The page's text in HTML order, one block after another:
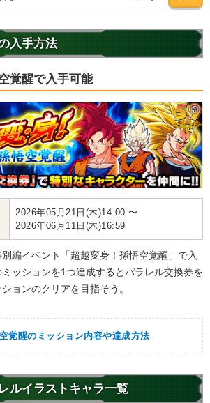
入手方法
覚醒で入手可能
2026年05月21日(木)14:00 〜
2026年06月11日(木)16:59
編イベント「超越変身！孫悟空覚醒」で入
ッションを1つ達成するとパラレル交換券を
ョンのクリアを目指そう。
覚醒のミッション内容や達成方法
ルイラストキャラ一覧